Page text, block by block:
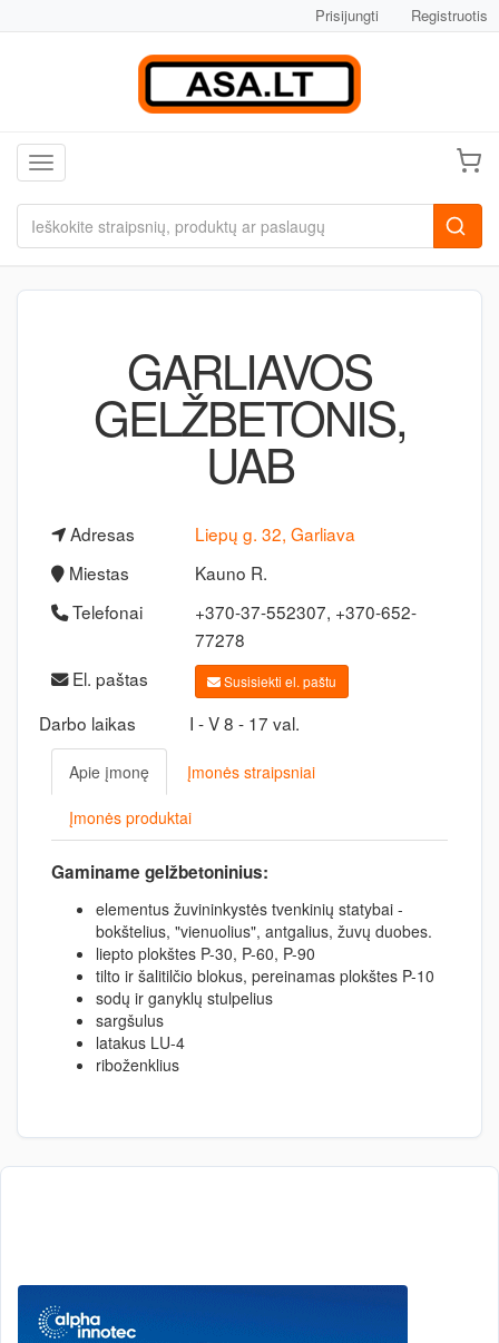
Prisijungti Registruotis
Toggle navigation
GARLIAVOS
GELŽBETONIS,
UAB
Adresas
Liepų g. 32, Garliava
Miestas
Kauno R.
Telefonai
+370-37-552307, +370-652-
77278
El. paštas
Susisiekti el. paštu
Darbo laikas I - V 8 - 17 val.
Apie įmonę Įmonės straipsniai
Įmonės produktai
Gaminame gelžbetoninius:
elementus žuvininkystės tvenkinių statybai -
bokštelius, "vienuolius", antgalius, žuvų duobes.
liepto plokštes P-30, P-60, P-90
tilto ir šalitilčio blokus, pereinamas plokštes P-10
sodų ir ganyklų stulpelius
sargšulus
latakus LU-4
riboženklius